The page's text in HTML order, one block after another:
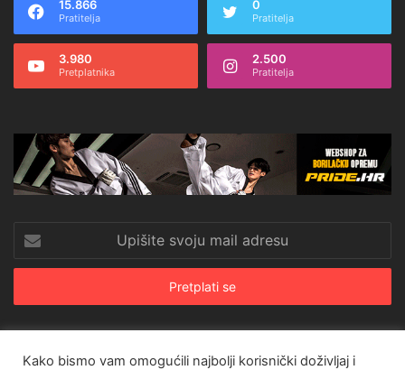
15.866
Pratitelja
0
Pratitelja
3.980
Pretplatnika
2.500
Pratitelja
svoju
mail
Kako bismo vam omogućili najbolji korisnički doživljaj i